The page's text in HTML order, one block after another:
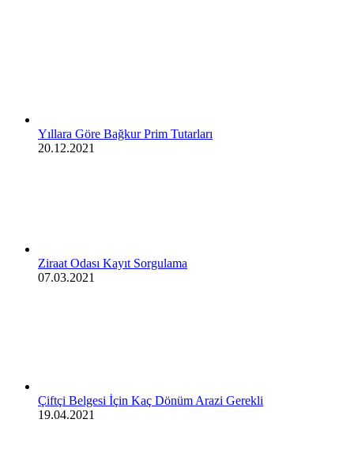
Yıllara Göre Bağkur Prim Tutarları
20.12.2021
Ziraat Odası Kayıt Sorgulama
07.03.2021
Çiftçi Belgesi İçin Kaç Dönüm Arazi Gerekli
19.04.2021